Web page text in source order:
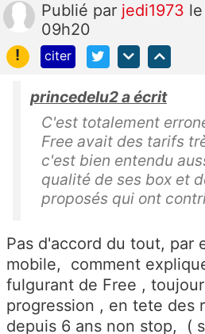
Publié par jedi1973
09h20
!
citer
princedelu2 a écrit
C'est totalement
Free avait des tarifs
c'est bien entendu
qualité de ses box et
proposés qui ont
Pas d'accord du tout, par
mobile, comment
fulgurant de Free ,
progression , en tete des
depuis 6 ans non stop, (